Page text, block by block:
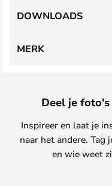
DOWNLOADS
MERK
Deel je
Inspireer en laat je
naar het andere. Tag
en wie weet